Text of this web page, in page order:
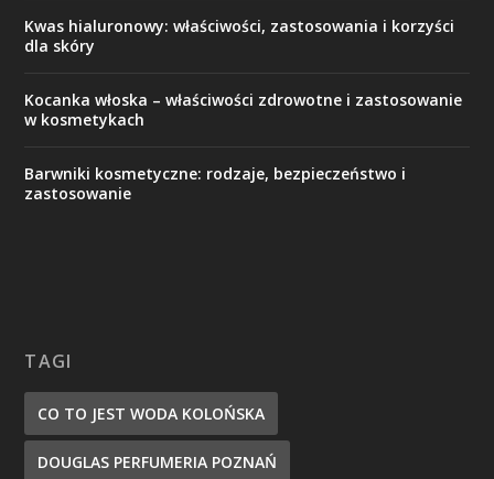
Kwas hialuronowy: właściwości, zastosowania i korzyści
dla skóry
Kocanka włoska – właściwości zdrowotne i zastosowanie
w kosmetykach
Barwniki kosmetyczne: rodzaje, bezpieczeństwo i
zastosowanie
TAGI
CO TO JEST WODA KOLOŃSKA
DOUGLAS PERFUMERIA POZNAŃ